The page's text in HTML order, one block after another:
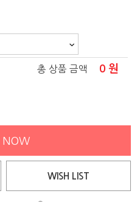
총 상품 금액 0 원
NOW
WISH LIST